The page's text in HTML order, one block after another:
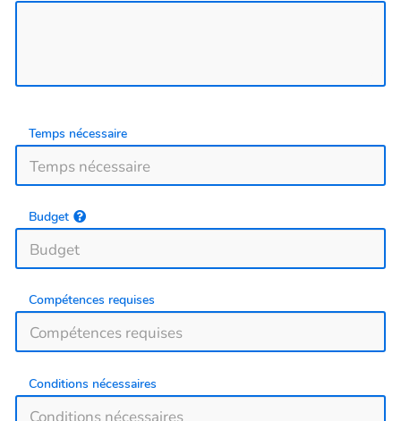
Temps nécessaire
Budget
Compétences requises
Conditions nécessaires